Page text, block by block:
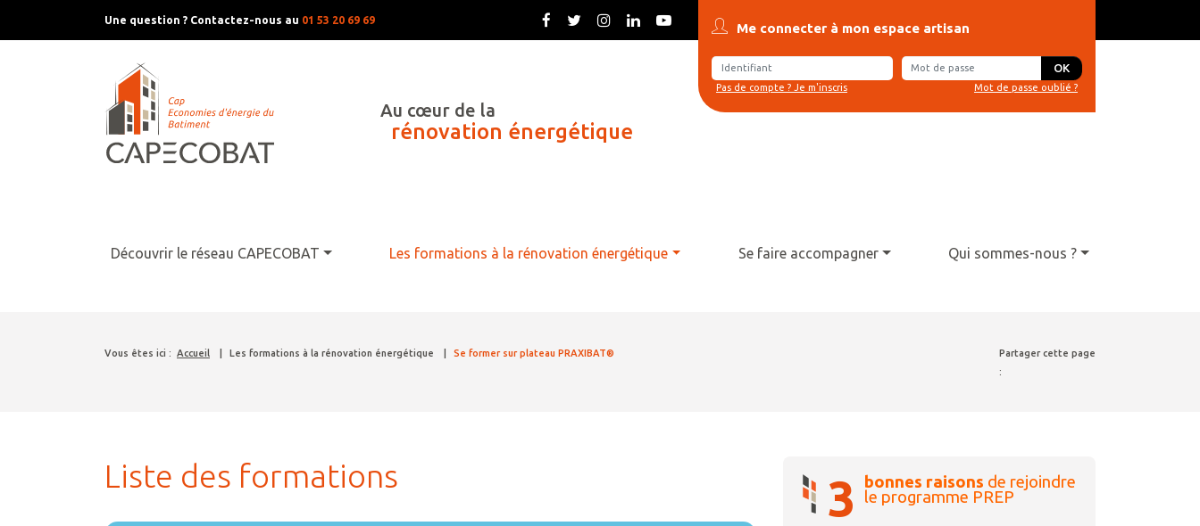
Une question ? Contactez-nous au 01 53 20 69 69
Au cœur de la
rénovation énergétique
Me connecter à mon espace artisan
OK
Pas de compte ? Je m'inscris Mot de passe oublié ?
Découvrir le réseau CAPECOBAT Les formations à la rénovation énergétique Se faire accompagner Qui sommes-nous ?
Vous êtes ici : Accueil Les formations à la rénovation énergétique Se former sur plateau PRAXIBAT®
Partager cette page
:
Liste des formations 3 bonnes raisons de rejoindre
le programme PREP